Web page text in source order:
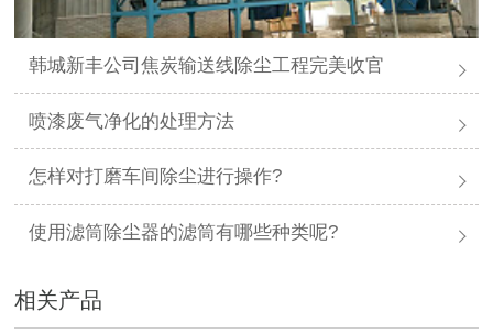
韩城新丰公司焦炭输送线除尘工程完美收官
喷漆废气净化的处理方法
怎样对打磨车间除尘进行操作?
使用滤筒除尘器的滤筒有哪些种类呢?
相关产品